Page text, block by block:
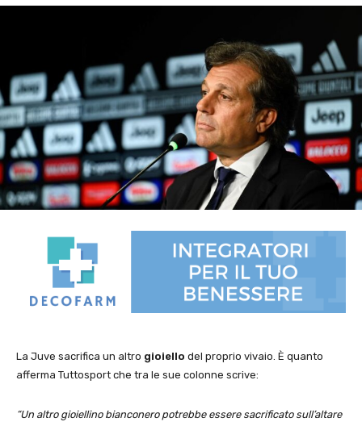
La Juve sacrifica un altro gioiello del proprio vivaio. È quanto
afferma Tuttosport che tra le sue colonne scrive:
“Un altro gioiellino bianconero potrebbe essere sacrificato sull’altare